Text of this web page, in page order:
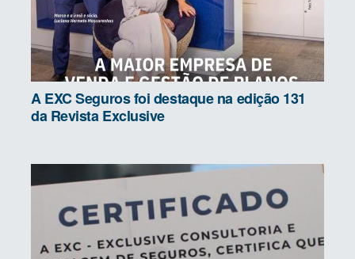
A EXC Seguros foi destaque na edição 131
da Revista Exclusive